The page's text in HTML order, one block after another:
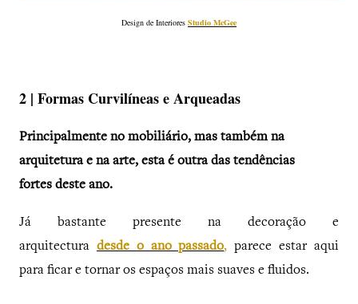
Design de Interiores Studio McGee
2 | Formas Curvilíneas e Arqueadas
Principalmente no mobiliário, mas também na
arquitetura e na arte, esta é outra das tendências
fortes deste ano.
Já bastante presente na decoração e
arquitectura desde o ano passado,parece estar aqui
para ficar e tornar os espaços mais suaves e fluidos.